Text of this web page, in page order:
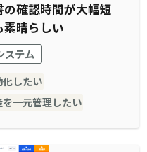
確認時間が大幅短
晴らしい
ステム
したい
一元管理したい